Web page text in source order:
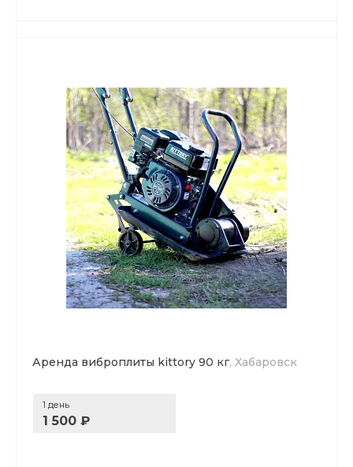
Аренда виброплиты kittory 90 кг, Хабаровск
1 день
1 500 ₽